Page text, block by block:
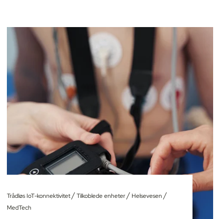
Trådløs IoT-konnektivitet/Tilkoblede enheter/ Helsevesen /
MedTech